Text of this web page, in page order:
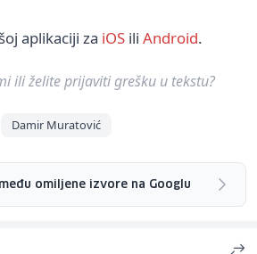
aplikaciji za iOS ili Android.
ili želite prijaviti grešku u tekstu?
Damir Muratović
omiljene izvore na Googlu